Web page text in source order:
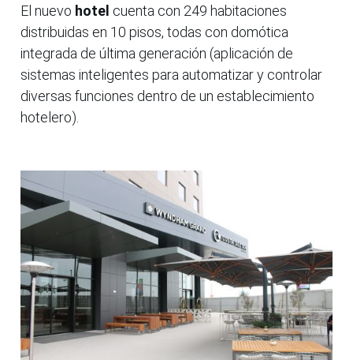
El nuevo hotel cuenta con 249 habitaciones
distribuidas en 10 pisos, todas con domótica
integrada de última generación (aplicación de
sistemas inteligentes para automatizar y controlar
diversas funciones dentro de un establecimiento
hotelero).